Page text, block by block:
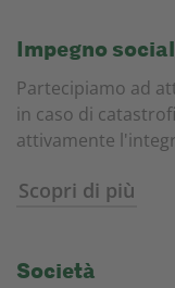
Impegno
Partecipiamo ad
in caso di
attivamente
Scopri di più
Società